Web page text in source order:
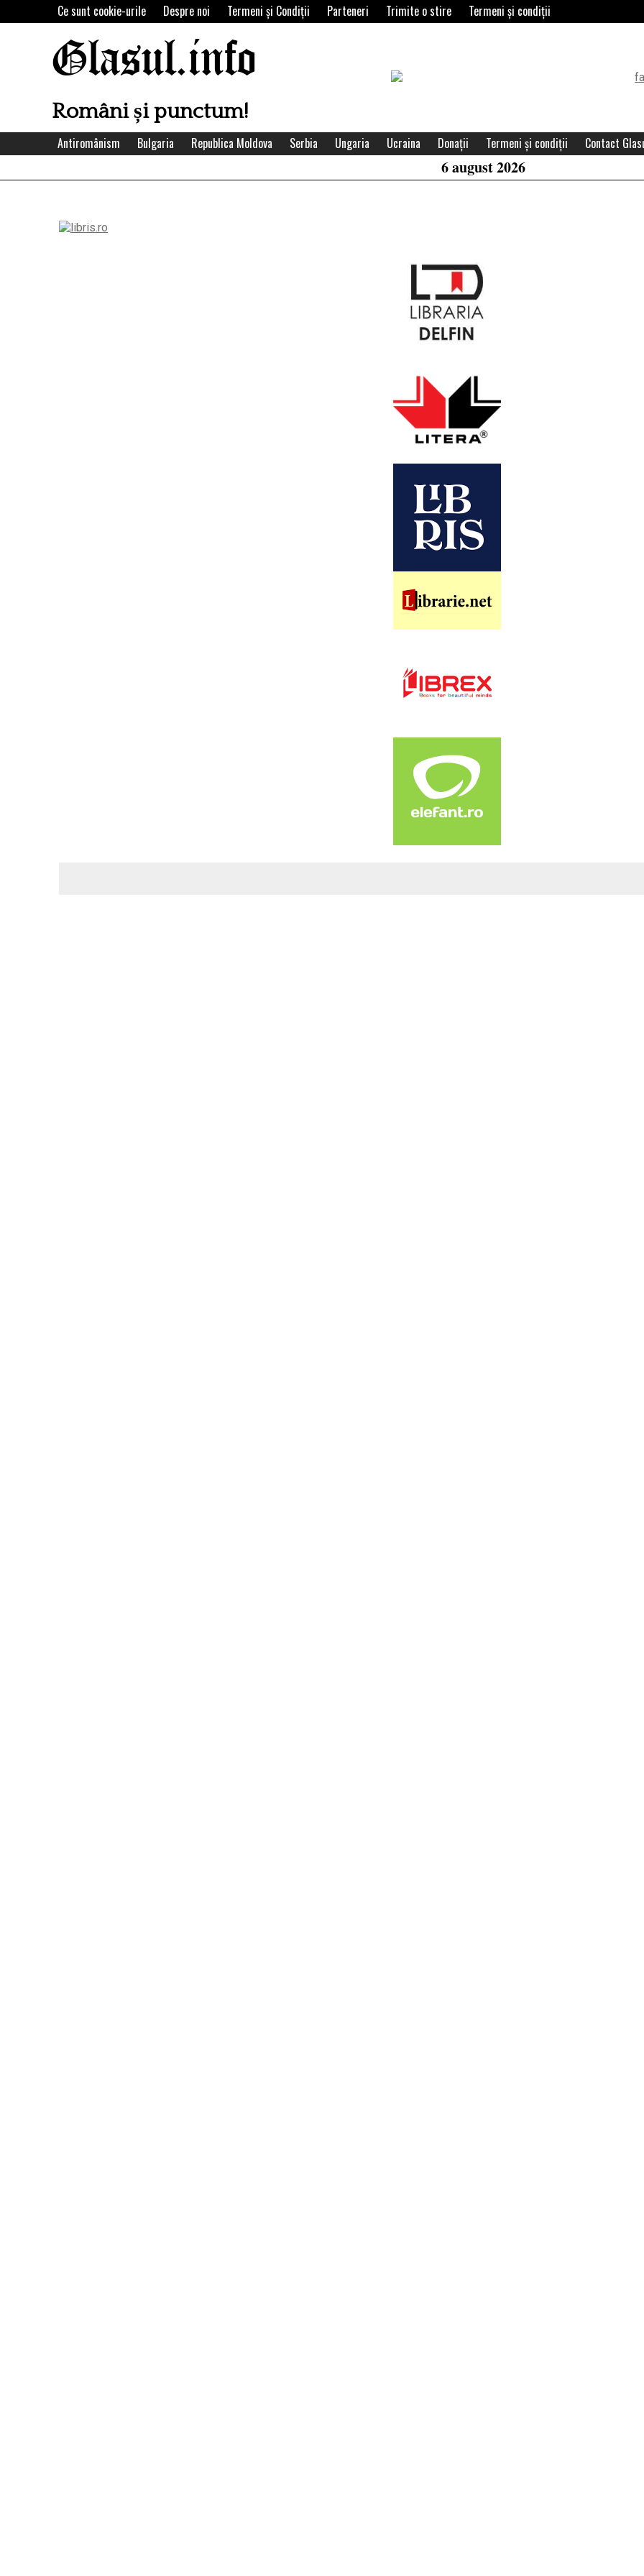
to
Ce sunt cookie-urile Despre noi Termeni şi Condiţii Parteneri Trimite o stire Termeni și condiții
Glasul.info
Români și punctum!
Header
Area
Antiromânism Bulgaria Republica Moldova Serbia Ungaria Ucraina Donații Termeni și condiții Contact
6 august 2026
Left
Asides